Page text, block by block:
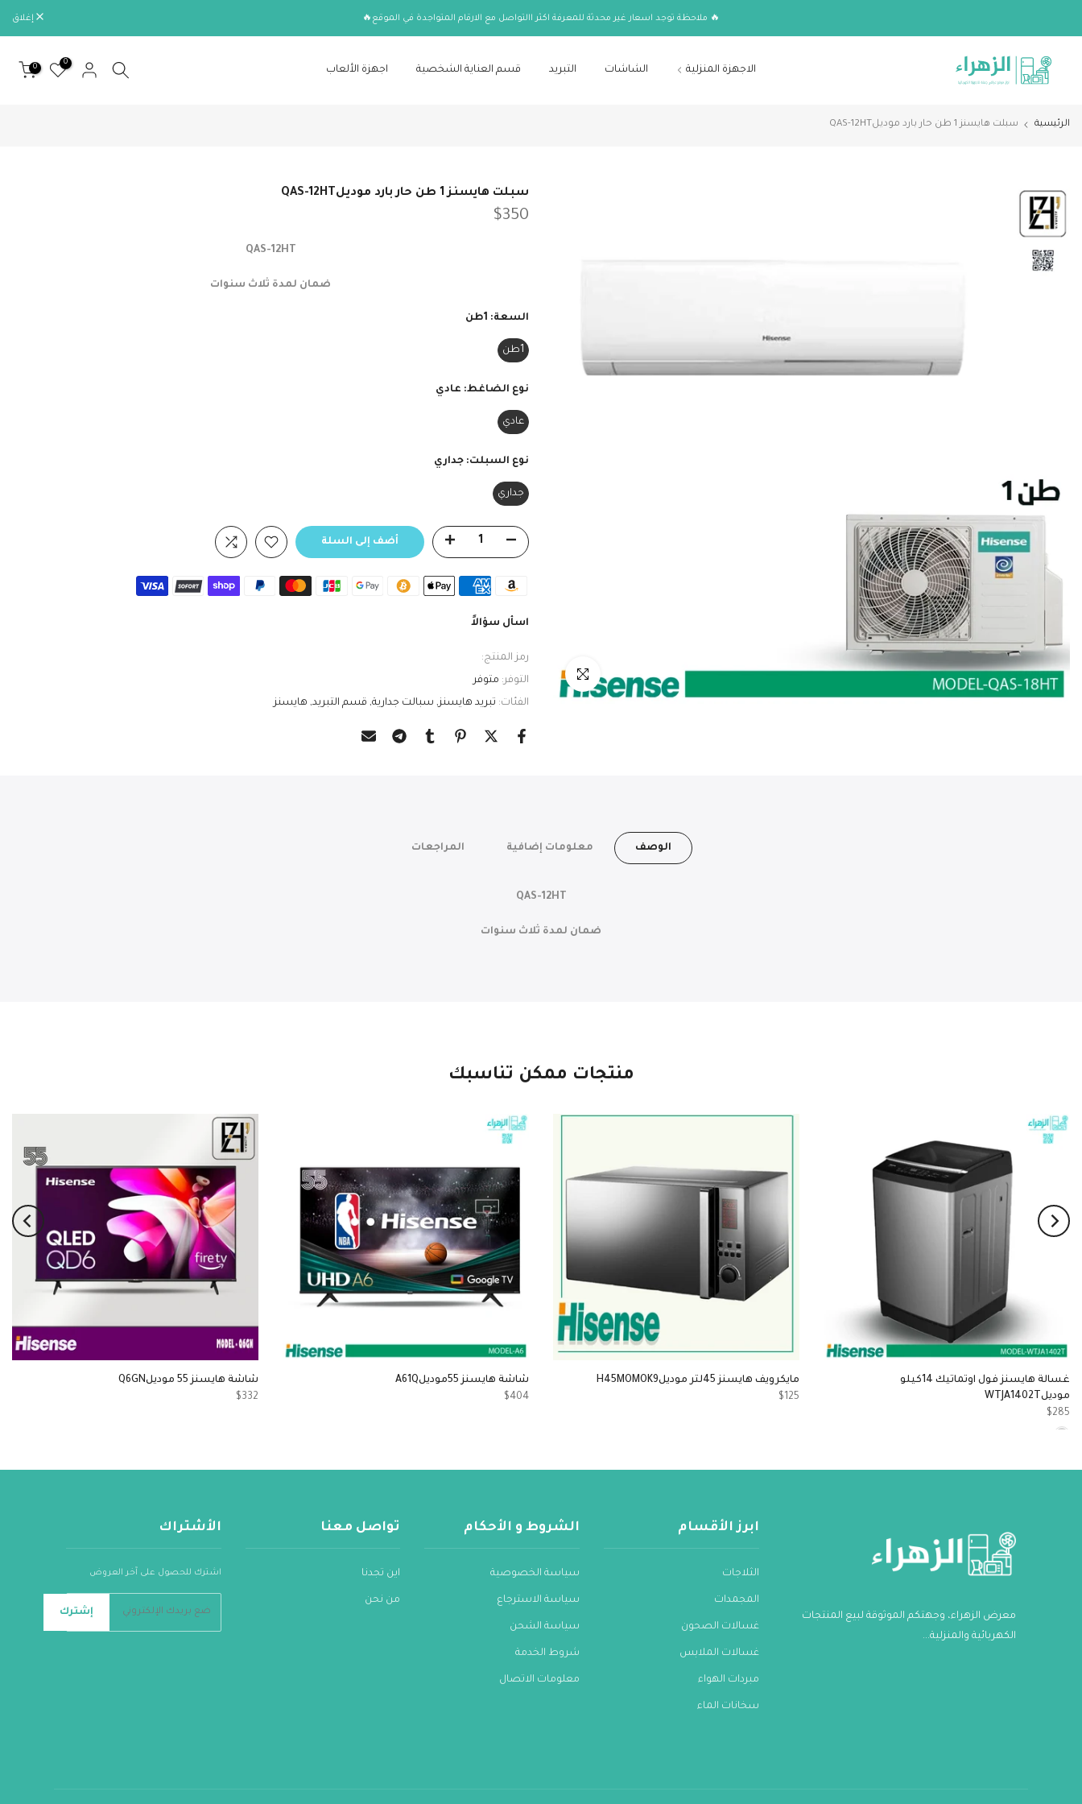
إلى
🔥 ملاحظة توجد اسعار غير محدثة للمعرفة اكثر االتواصل مع الارقام المتواجدة في الموقع🔥 إغلاق
الاجهزة المنزلية الشاشات التبريد قسم العناية الشخصية اجهزة الألعاب
0
0
الرئيسية سبلت هايسنز 1 طن حار بارد موديلQAS-12HT
انقر للتكبير
سبلت هايسنز 1 طن حار بارد موديلQAS-12HT
$350
QAS-12HT
ضمان لمدة ثلاث سنوات
السعة: 1طن
1طن
نوع الضاغط: عادي
عادي
نوع السبلت: جداري
جداري
أضف إلى السلة
اسأل سؤالاً
رمز المنتج:
التوفر: متوفر
الفئات: تبريد هايسنز سبالت جدارية قسم التبريد هايسنز
الوصف معلومات إضافية المراجعات
QAS-12HT
ضمان لمدة ثلاث سنوات
منتجات ممكن تناسبك
غسالة هايسنز فول اوتماتيك 14كيلو
موديلWTJA1402T
$285
مايكرويف هايسنز 45لتر موديلH45MOMOK9
$125
شاشة هايسنز 55موديلA61Q
$404
شاشة هايسنز 55 موديلQ6GN
$332
معرض الزهراء، وجهتكم الموثوقة لبيع المنتجات
الكهربائية والمنزلية...
ابرز الأقسام
الثلاجات
المجمدات
غسالات الصحون
غسالات الملابس
مبردات الهواء
سخانات الماء
الشروط و الأحكام
سياسة الخصوصية
سياسة الاسترجاع
سياسة الشحن
شروط الخدمة
معلومات الاتصال
تواصل معنا
اين تجدنا
من نحن
الأشتراك
اشترك للحصول على آخر العروض
إشترك